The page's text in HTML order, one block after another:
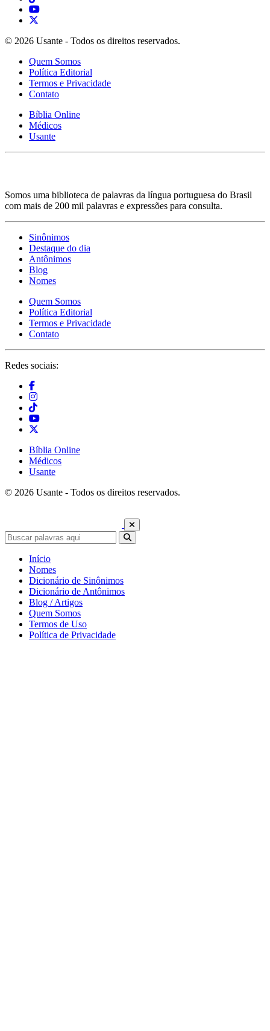
© 2026 Usante - Todos os direitos reservados.
Quem Somos
Política Editorial
Termos e Privacidade
Contato
Bíblia Online
Médicos
Usante
Somos uma biblioteca de palavras da língua portuguesa do Brasil
com mais de 200 mil palavras e expressões para consulta.
Sinônimos
Destaque do dia
Antônimos
Blog
Nomes
Quem Somos
Política Editorial
Termos e Privacidade
Contato
Redes sociais:
Bíblia Online
Médicos
Usante
© 2026 Usante - Todos os direitos reservados.
Início
Nomes
Dicionário de Sinônimos
Dicionário de Antônimos
Blog / Artigos
Quem Somos
Termos de Uso
Política de Privacidade